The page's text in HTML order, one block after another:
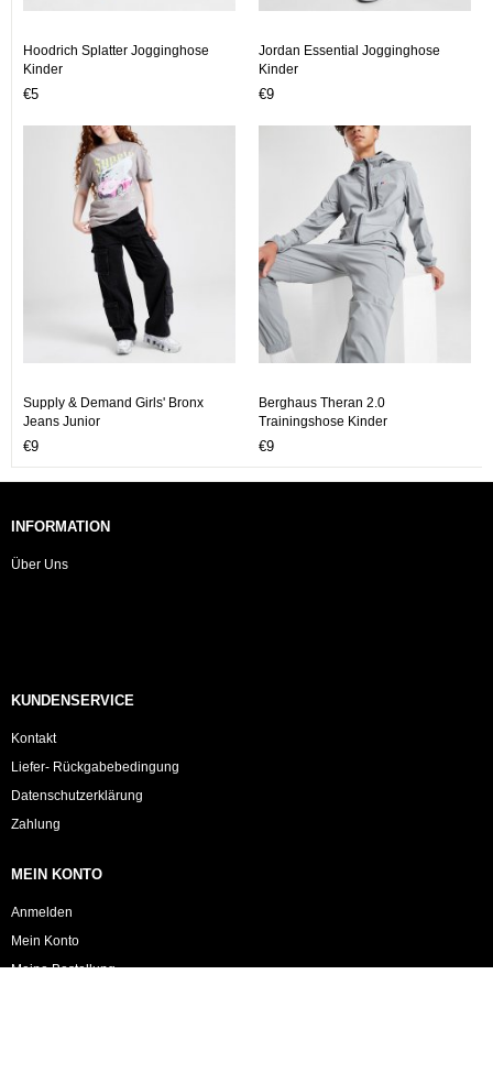
Hoodrich Splatter Jogginghose
Kinder
€5
Jordan Essential Jogginghose
Kinder
€9
Supply & Demand Girls' Bronx
Jeans Junior
€9
Berghaus Theran 2.0
Trainingshose Kinder
€9
INFORMATION
Über Uns
KUNDENSERVICE
Kontakt
Liefer- Rückgabebedingung
Datenschutzerklärung
Zahlung
MEIN KONTO
Anmelden
Mein Konto
Meine Bestellung